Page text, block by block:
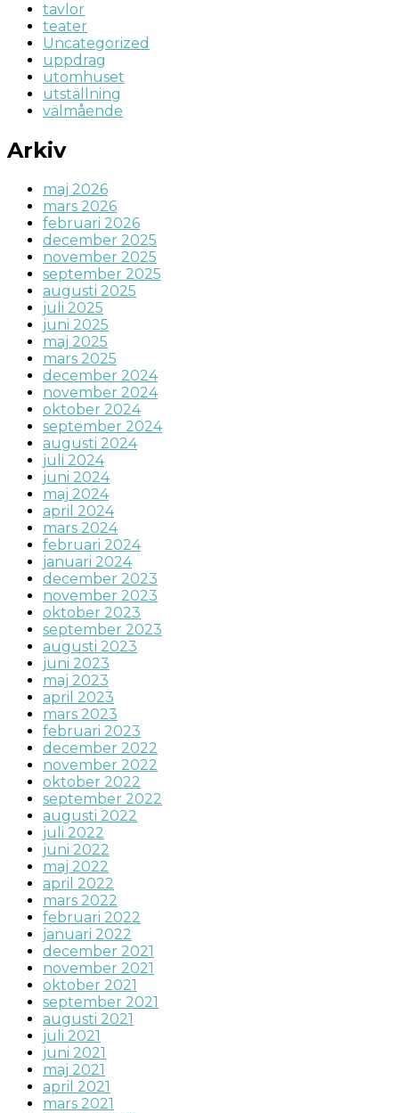
tavlor
teater
Uncategorized
uppdrag
utomhuset
utställning
välmående
Arkiv
maj 2026
mars 2026
februari 2026
december 2025
november 2025
september 2025
augusti 2025
juli 2025
juni 2025
maj 2025
mars 2025
december 2024
november 2024
oktober 2024
september 2024
augusti 2024
juli 2024
juni 2024
maj 2024
april 2024
mars 2024
februari 2024
januari 2024
december 2023
november 2023
oktober 2023
september 2023
augusti 2023
juni 2023
maj 2023
april 2023
mars 2023
februari 2023
december 2022
november 2022
oktober 2022
september 2022
augusti 2022
juli 2022
juni 2022
maj 2022
april 2022
mars 2022
februari 2022
januari 2022
december 2021
november 2021
oktober 2021
september 2021
augusti 2021
juli 2021
juni 2021
maj 2021
april 2021
mars 2021